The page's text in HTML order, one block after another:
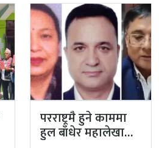
परराष्ट्रमै हुने काममा
हुल बाँधेर महालेखा